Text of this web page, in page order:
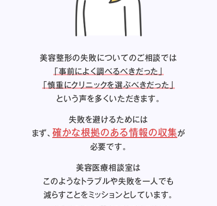
美容整形の失敗についてのご相談では
「事前によく調べるべきだった」
「慎重にクリニックを選ぶべきだった」
という声を多くいただきます。
失敗を避けるためには
まず、確かな根拠のある情報の収集が
必要です。
美容医療相談室は
このようなトラブルや失敗を一人でも
減らすことをミッションとしています。